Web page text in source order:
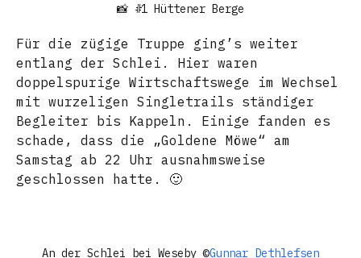
📸 #1 Hüttener Berge
Für die zügige Truppe ging’s weiter
entlang der Schlei. Hier waren
doppelspurige Wirtschaftswege im Wechsel
mit wurzeligen Singletrails ständiger
Begleiter bis Kappeln. Einige fanden es
schade, dass die „Goldene Möwe“ am
Samstag ab 22 Uhr ausnahmsweise
geschlossen hatte. 🙂
An der Schlei bei Weseby ©Gunnar Dethlefsen